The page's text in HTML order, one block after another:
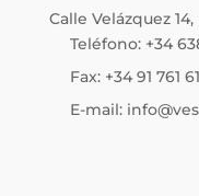
Calle Velázquez
Teléfono: +34
Fax: +34 91 761
E-mail: